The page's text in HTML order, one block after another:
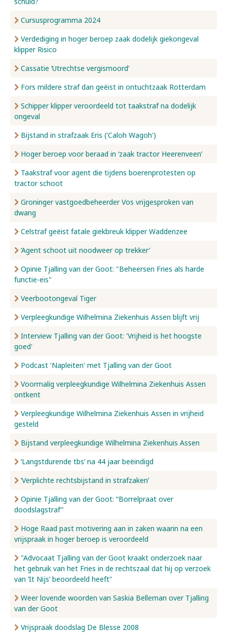
Cursusprogramma 2024
Verdediging in hoger beroep zaak dodelijk giekongeval
klipper Risico
Cassatie ‘Utrechtse vergismoord’
Fors mildere straf dan geëist in ontuchtzaak Rotterdam
Schipper klipper veroordeeld tot taakstraf na dodelijk
ongeval
Bijstand in strafzaak Eris ('Caloh Wagoh')
Hoger beroep voor beraad in ‘zaak tractor Heerenveen’
Taakstraf voor agent die tijdens boerenprotesten op
tractor schoot
Groninger vastgoedbeheerder Vos vrijgesproken van
dwang
Celstraf geëist fatale giekbreuk klipper Waddenzee
‘Agent schoot uit noodweer op trekker’
Opinie Tjalling van der Goot: "Beheersen Fries als harde
functie-eis"
Veerbootongeval Tiger
Verpleegkundige Wilhelmina Ziekenhuis Assen blijft vrij
Interview Tjalling van der Goot: 'Vrijheid is het hoogste
goed'
Podcast 'Napleiten' met Tjalling van der Goot
Voormalig verpleegkundige Wilhelmina Ziekenhuis Assen
ontkent
Verpleegkundige Wilhelmina Ziekenhuis Assen in vrijheid
gesteld
Bijstand verpleegkundige Wilhelmina Ziekenhuis Assen
‘Langstdurende tbs’ na 44 jaar beëindigd
‘Verplichte rechtsbijstand in strafzaken’
Opinie Tjalling van der Goot: “Borrelpraat over
doodslagstraf”
Hoge Raad past motivering aan in zaken waarin na een
vrijspraak in hoger beroep is veroordeeld
"Advocaat Tjalling van der Goot kraakt onderzoek naar
het gebruik van het Fries in de rechtszaal dat hij op verzoek
van ‘It Nijs’ beoordeeld heeft"
Weer lovende woorden van Saskia Belleman over Tjalling
van der Goot
Vrijspraak doodslag De Blesse 2008